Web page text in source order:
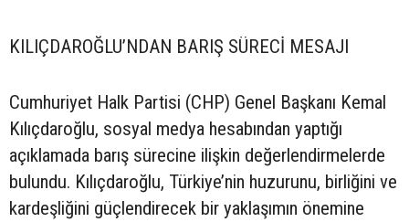
KILIÇDAROĞLU’NDAN BARIŞ SÜRECİ MESAJI
Cumhuriyet Halk Partisi (CHP) Genel Başkanı Kemal
Kılıçdaroğlu, sosyal medya hesabından yaptığı
açıklamada barış sürecine ilişkin değerlendirmelerde
bulundu. Kılıçdaroğlu, Türkiye’nin huzurunu, birliğini ve
kardeşliğini güçlendirecek bir yaklaşımın önemine